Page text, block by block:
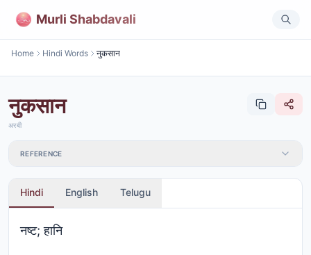
Murli Shabdavali
Home Hindi Words नुकसान
नुकसान
अरबी
REFERENCE
Hindi English Telugu
नष्ट; हानि